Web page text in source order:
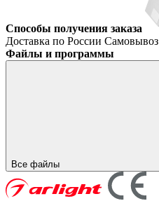
Способы получения заказа
Доставка по России Самовывоз
Файлы и программы
Все файлы